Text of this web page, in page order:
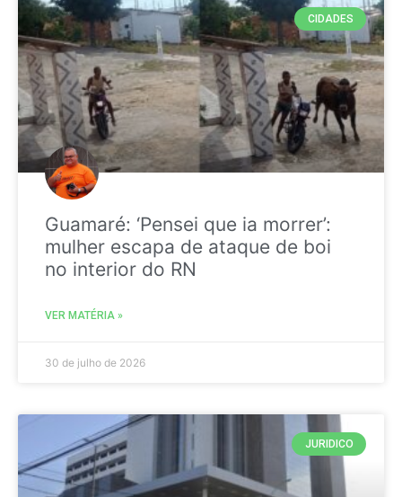
CIDADES
Guamaré: ‘Pensei que ia morrer’:
mulher escapa de ataque de boi
no interior do RN
VER MATÉRIA »
30 de julho de 2026
JURIDICO